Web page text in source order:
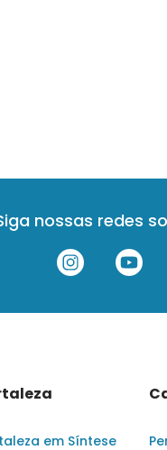
nossas redes
em Síntese